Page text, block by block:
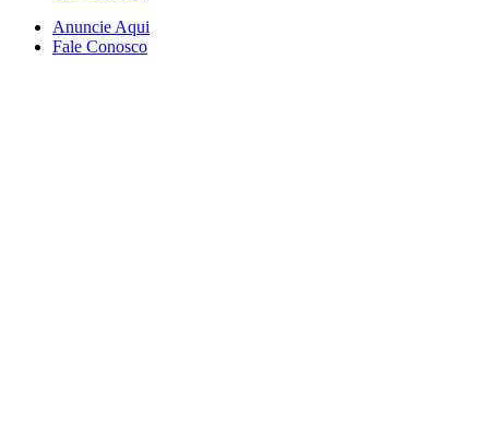
Anuncie Aqui
Fale Conosco